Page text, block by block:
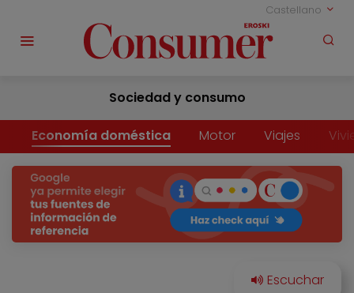
Castellano
Sociedad y consumo
Economía doméstica Motor Viajes